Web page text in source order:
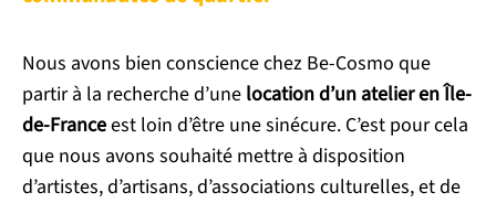
Nous avons bien conscience chez Be-Cosmo que
partir à la recherche d’une location d’un atelier en Île-
de-Franceest loin d’être une sinécure. C’est pour cela
que nous avons souhaité mettre à disposition
d’artistes, d’artisans, d’associations culturelles, et de